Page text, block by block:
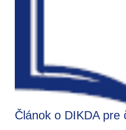
Článok o DIKDA pre